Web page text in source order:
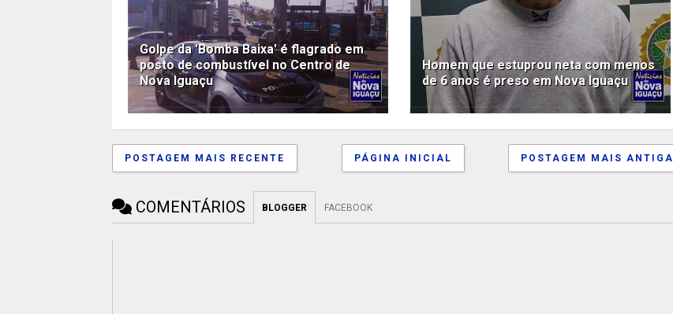
Golpe da 'Bomba Baixa' é flagrado em
posto de combustível no Centro de
Nova Iguaçu
Homem que estuprou neta com menos
de 6 anos é preso em Nova Iguaçu
POSTAGEM MAIS RECENTE POSTAGEM MAIS ANTIGA
PÁGINA INICIAL
COMENTÁRIOS BLOGGER FACEBOOK